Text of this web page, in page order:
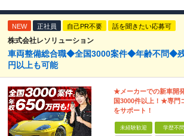
NEW 正社員 自己PR不要 話を聞きたい応募可
株式会社レソリューション
車両整備総合職◆全国3000案件◆年齢不問◆
円以上も可能
★メーカーでの新車開
国3000件以上！★専門
をサポート！
未経験歓迎 学歴不問